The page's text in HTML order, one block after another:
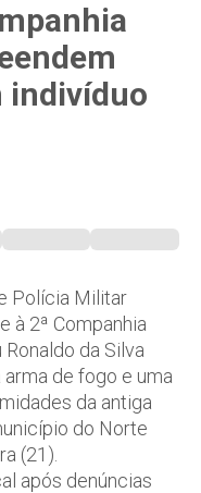
indivíduo
Polícia Militar
à 2ª Companhia
da Silva
de fogo e uma
da antiga
do Norte
(21).
após denúncias